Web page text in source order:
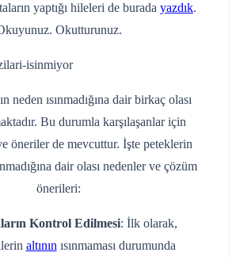
yaptığı hileleri de burada yazdık.
Okutturunuz.
neden ısınmadığına dair birkaç olası
Bu durumla karşılaşanlar için
öneriler de mevcuttur. İşte peteklerin
dair olası nedenler ve çözüm
önerileri:
Kontrol Edilmesi: İlk olarak,
altının ısınmaması durumunda